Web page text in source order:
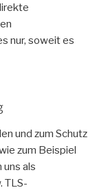
nur, soweit es
und zum Schutz
zum Beispiel
als
TLS-